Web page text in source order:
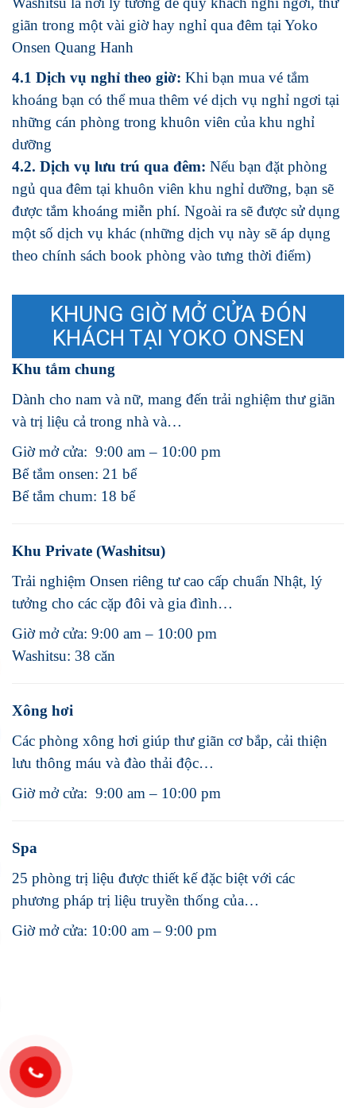
giãn trong một vài giờ hay nghỉ qua đêm tại Yoko
Onsen Quang Hanh
4.1 Dịch vụ nghỉ theo giờ: Khi bạn mua vé tắm
khoáng bạn có thể mua thêm vé dịch vụ nghỉ ngơi tại
những cán phòng trong khuôn viên của khu nghỉ
dưỡng
4.2. Dịch vụ lưu trú qua đêm: Nếu bạn đặt phòng
ngủ qua đêm tại khuôn viên khu nghỉ dưỡng, bạn sẽ
được tắm khoáng miễn phí. Ngoài ra sẽ được sử dụng
một số dịch vụ khác (những dịch vụ này sẽ áp dụng
theo chính sách book phòng vào tưng thời điểm)
KHUNG GIỜ MỞ CỬA ĐÓN
KHÁCH TẠI YOKO ONSEN
Khu tắm chung
Dành cho nam và nữ, mang đến trải nghiệm thư giãn
và trị liệu cả trong nhà và…
Giờ mở cửa: 9:00 am – 10:00 pm
Bể tắm onsen: 21 bể
Bể tắm chum: 18 bể
Khu Private (Washitsu)
Trải nghiệm Onsen riêng tư cao cấp chuẩn Nhật, lý
tưởng cho các cặp đôi và gia đình…
Giờ mở cửa: 9:00 am – 10:00 pm
Washitsu: 38 căn
Xông hơi
Các phòng xông hơi giúp thư giãn cơ bắp, cải thiện
lưu thông máu và đào thải độc…
Giờ mở cửa: 9:00 am – 10:00 pm
Spa
25 phòng trị liệu được thiết kế đặc biệt với các
phương pháp trị liệu truyền thống của…
Giờ mở cửa: 10:00 am – 9:00 pm